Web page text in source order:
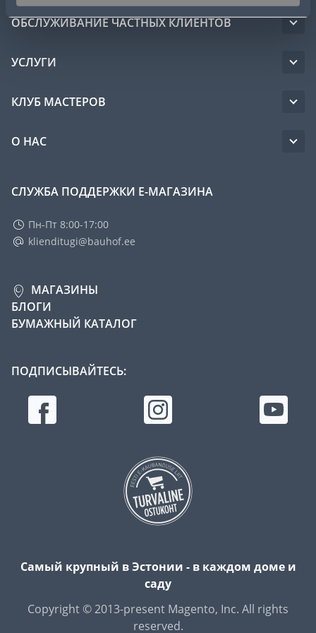
ОБСЛУЖИВАНИЕ ЧАСТНЫХ КЛИЕНТОВ
УСЛУГИ
КЛУБ МАСТЕРОВ
О НАС
СЛУЖБА ПОДДЕРЖКИ Е-МАГАЗИНА
Пн-Пт 8:00-17:00
klienditugi@bauhof.ee
МАГАЗИНЫ
БЛОГИ
БУМАЖНЫЙ КАТАЛОГ
ПОДПИСЫВАЙТЕСЬ:
Самый крупный в Эстонии - в каждом доме и
саду
Copyright © 2013-present Magento, Inc. All rights
reserved.